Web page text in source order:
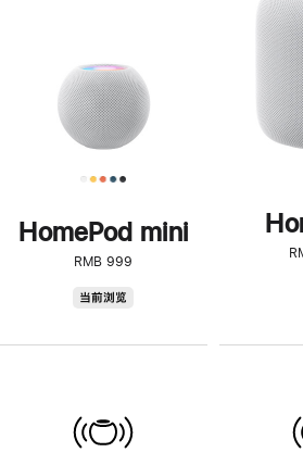
HomePod mini
RMB 999
当前浏览